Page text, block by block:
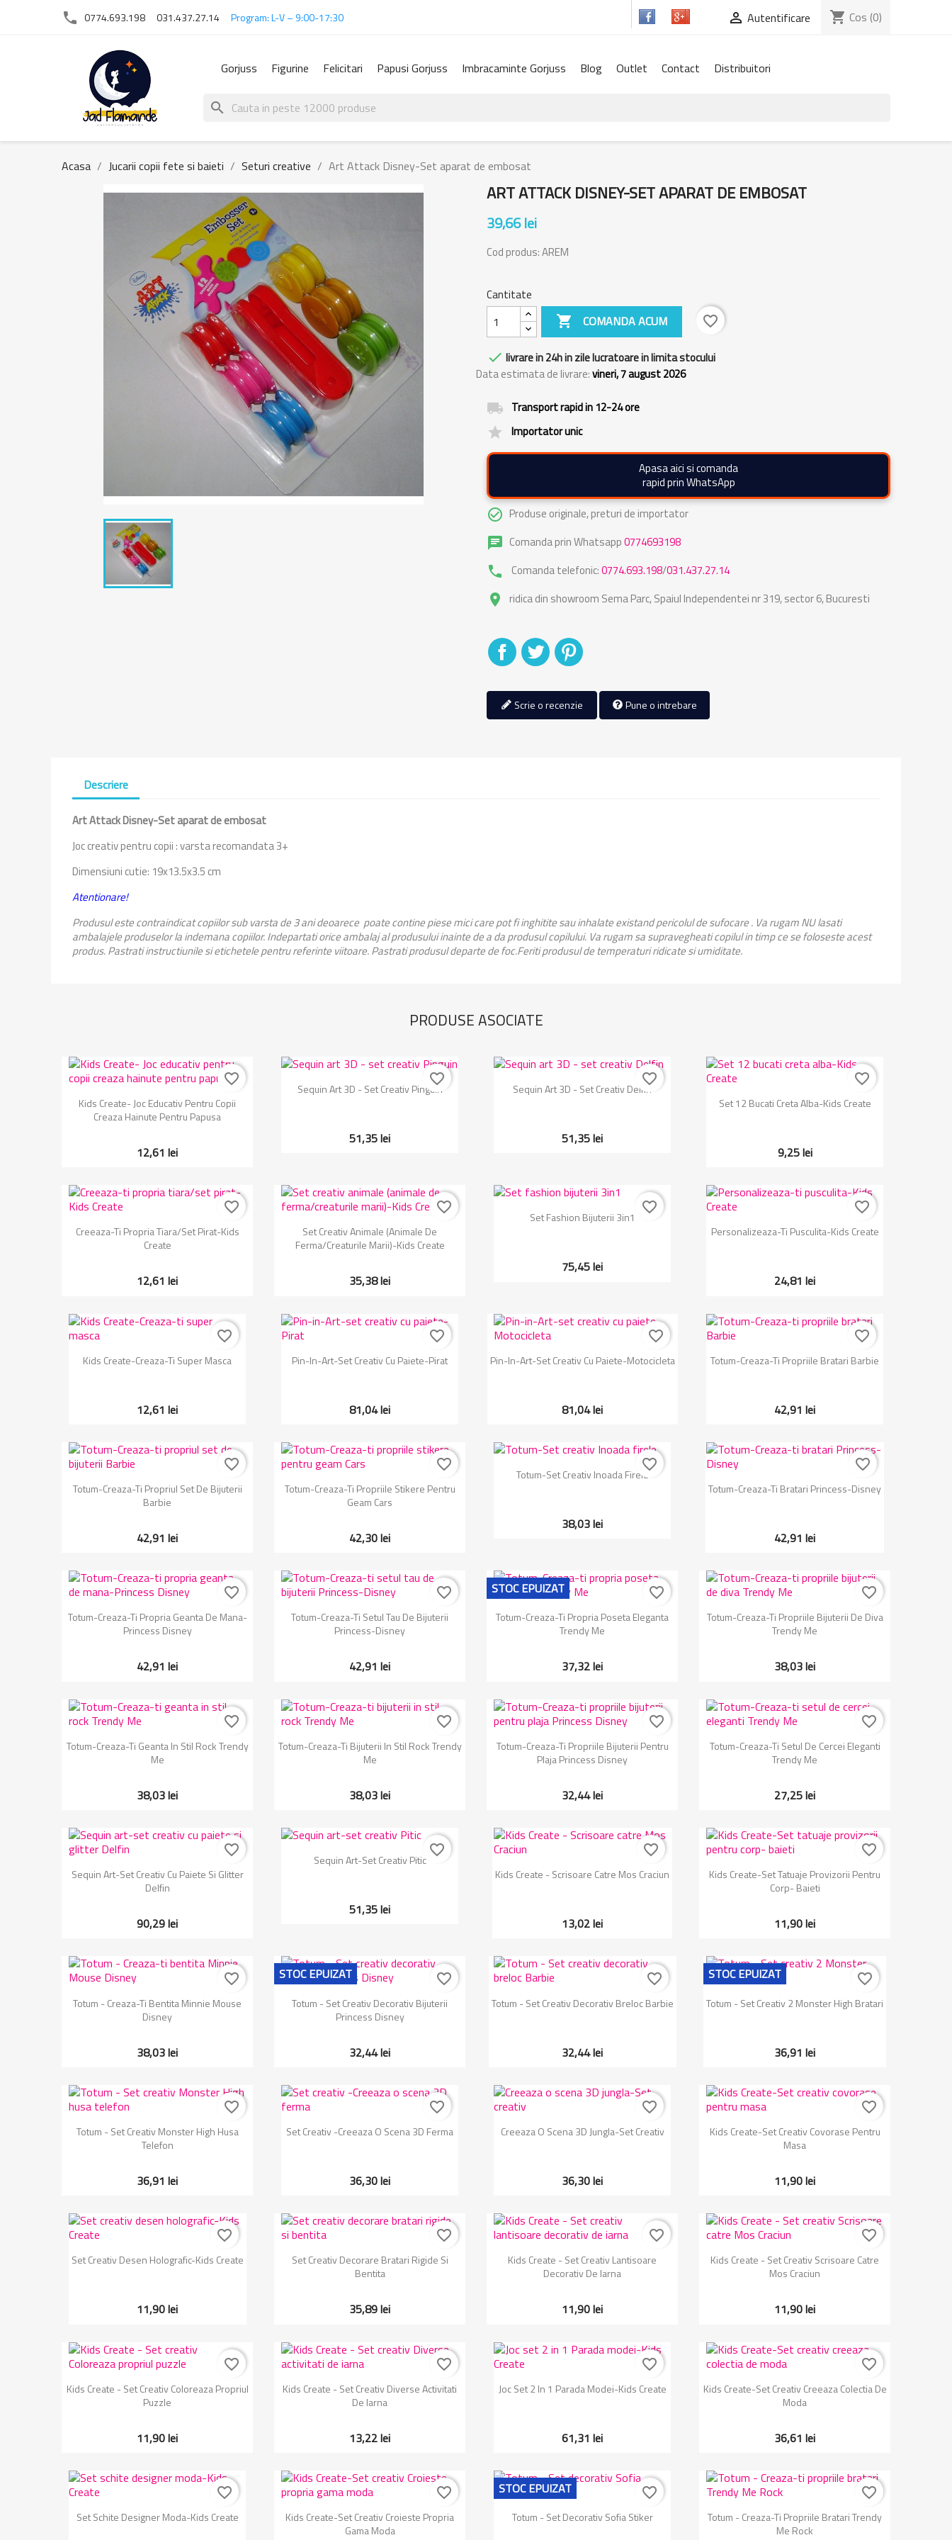
phone 0774.693.198 031.437.27.14 Program: L-V – 9:00-17:30  Autentificare shopping_cart Cos (0)
Gorjuss Figurine Felicitari Papusi Gorjuss Imbracaminte Gorjuss Blog Outlet Contact Distribuitori
search
Acasa Jucarii copii fete si baieti Seturi creative Art Attack Disney-Set aparat de embosat
ART ATTACK DISNEY-SET APARAT DE EMBOSAT
39,66 lei
Cod produs:AREM
Cantitate
 COMANDA ACUM favorite_border
 livrare in 24h in zile lucratoare in limita stocului
Data estimata de livrare:vineri, 7 august 2026
local_shipping Transport rapid in 12-24 ore
grade Importator unic
Apasa aici si comanda
rapid prin WhatsApp
check_circle_outline Produse originale, preturi de importator
chat Comanda prin Whatsapp0774693198
phone Comanda telefonic:0774.693.198/031.437.27.14
place ridica din showroom Sema Parc, Spaiul Independentei nr 319, sector 6, Bucuresti
DistribuitiTweet
Scrie o recenzie Pune o intrebare
Descriere
Art Attack Disney-Set aparat de embosat
Joc creativ pentru copii : varsta recomandata 3+
Dimensiuni cutie: 19x13.5x3.5 cm
Atentionare!
Produsul este contraindicat copiilor sub varsta de 3 ani deoarece poate contine piese mici care pot fi inghitite sau inhalate existand pericolul de sufocare . Va rugam NU lasati
ambalajele produselor la indemana copiilor. Indepartati orice ambalaj al produsului inainte de a da produsul copilului. Va rugam sa supravegheati copilul in timp ce se foloseste acest
produs. Pastrati instructiunile si etichetele pentru referinte viitoare. Pastrati produsul departe de foc.Feriti produsul de temperaturi ridicate si umiditate.
PRODUSE ASOCIATE
Vizualizare rapida
Kids Create- Joc Educativ Pentru Copii
Creaza Hainute Pentru Papusa
12,61 lei
favorite_border Vizualizare rapida
Sequin Art 3D - Set Creativ Pinguin
51,35 lei
favorite_border Vizualizare rapida
Sequin Art 3D - Set Creativ Delfin
51,35 lei
favorite_border
Vizualizare rapida
Set 12 Bucati Creta Alba-Kids Create
9,25 lei
favorite_border
 Vizualizare rapida
Creeaza-Ti Propria Tiara/set Pirat-Kids
Create
12,61 lei
favorite_border
Vizualizare rapida
Set Creativ Animale (animale De
Ferma/creaturile Marii)-Kids Create
35,38 lei
favorite_border Vizualizare rapida
Set Fashion Bijuterii 3in1
75,45 lei
favorite_border
Vizualizare rapida
Personalizeaza-Ti Pusculita-Kids Create
24,81 lei
favorite_border
Vizualizare rapida
Kids Create-Creaza-Ti Super Masca
12,61 lei
favorite_border
Vizualizare rapida
Pin-In-Art-Set Creativ Cu Paiete-Pirat
81,04 lei
favorite_border
Vizualizare rapida
Pin-In-Art-Set Creativ Cu Paiete-Motocicleta
81,04 lei
favorite_border
Vizualizare rapida
Totum-Creaza-Ti Propriile Bratari Barbie
42,91 lei
favorite_border
Vizualizare rapida
Totum-Creaza-Ti Propriul Set De Bijuterii
Barbie
42,91 lei
favorite_border
Vizualizare rapida
Totum-Creaza-Ti Propriile Stikere Pentru
Geam Cars
42,30 lei
favorite_border Vizualizare rapida
Totum-Set Creativ Inoada Firele
38,03 lei
favorite_border
Vizualizare rapida
Totum-Creaza-Ti Bratari Princess-Disney
42,91 lei
favorite_border
Vizualizare rapida
Totum-Creaza-Ti Propria Geanta De Mana-
Princess Disney
42,91 lei
favorite_border
Vizualizare rapida
Totum-Creaza-Ti Setul Tau De Bijuterii
Princess-Disney
42,91 lei
favorite_border
Vizualizare rapida
Totum-Creaza-Ti Propria Poseta Eleganta
Trendy Me
37,32 lei
STOC EPUIZAT
favorite_border
Vizualizare rapida
Totum-Creaza-Ti Propriile Bijuterii De Diva
Trendy Me
38,03 lei
favorite_border
Vizualizare rapida
Totum-Creaza-Ti Geanta In Stil Rock Trendy
Me
38,03 lei
favorite_border
Vizualizare rapida
Totum-Creaza-Ti Bijuterii In Stil Rock Trendy
Me
38,03 lei
favorite_border
Vizualizare rapida
Totum-Creaza-Ti Propriile Bijuterii Pentru
Plaja Princess Disney
32,44 lei
favorite_border
Vizualizare rapida
Totum-Creaza-Ti Setul De Cercei Eleganti
Trendy Me
27,25 lei
favorite_border
Vizualizare rapida
Sequin Art-Set Creativ Cu Paiete Si Glitter
Delfin
90,29 lei
favorite_border Vizualizare rapida
Sequin Art-Set Creativ Pitic
51,35 lei
favorite_border
 Vizualizare rapida
Kids Create - Scrisoare Catre Mos Craciun
13,02 lei
favorite_border
Vizualizare rapida
Kids Create-Set Tatuaje Provizorii Pentru
Corp- Baieti
11,90 lei
favorite_border
Vizualizare rapida
Totum - Creaza-Ti Bentita Minnie Mouse
Disney
38,03 lei
favorite_border
Vizualizare rapida
Totum - Set Creativ Decorativ Bijuterii
Princess Disney
32,44 lei
STOC EPUIZAT
favorite_border
Vizualizare rapida
Totum - Set Creativ Decorativ Breloc Barbie
32,44 lei
favorite_border
Vizualizare rapida
Totum - Set Creativ 2 Monster High Bratari
36,91 lei
STOC EPUIZAT favorite_border
Vizualizare rapida
Totum - Set Creativ Monster High Husa
Telefon
36,91 lei
favorite_border
Vizualizare rapida
Set Creativ -Creeaza O Scena 3D Ferma
36,30 lei
favorite_border
Vizualizare rapida
Creeaza O Scena 3D Jungla-Set Creativ
36,30 lei
favorite_border
Vizualizare rapida
Kids Create-Set Creativ Covorase Pentru
Masa
11,90 lei
favorite_border
Vizualizare rapida
Set Creativ Desen Holografic-Kids Create
11,90 lei
favorite_border
Vizualizare rapida
Set Creativ Decorare Bratari Rigide Si
Bentita
35,89 lei
favorite_border
Vizualizare rapida
Kids Create - Set Creativ Lantisoare
Decorativ De Iarna
11,90 lei
favorite_border
 Vizualizare rapida
Kids Create - Set Creativ Scrisoare Catre
Mos Craciun
11,90 lei
favorite_border
 Vizualizare rapida
Kids Create - Set Creativ Coloreaza Propriul
Puzzle
11,90 lei
favorite_border
 Vizualizare rapida
Kids Create - Set Creativ Diverse Activitati
De Iarna
13,22 lei
favorite_border
Vizualizare rapida
Joc Set 2 In 1 Parada Modei-Kids Create
61,31 lei
favorite_border
Vizualizare rapida
Kids Create-Set Creativ Creeaza Colectia De
Moda
36,61 lei
favorite_border
Vizualizare rapida
Set Schite Designer Moda-Kids Create
favorite_border
Vizualizare rapida
Kids Create-Set Creativ Croieste Propria
Gama Moda
favorite_border
Vizualizare rapida
Totum - Set Decorativ Sofia Stiker
STOC EPUIZAT
favorite_border
Vizualizare rapida
Totum - Creaza-Ti Propriile Bratari Trendy
Me Rock
favorite_border